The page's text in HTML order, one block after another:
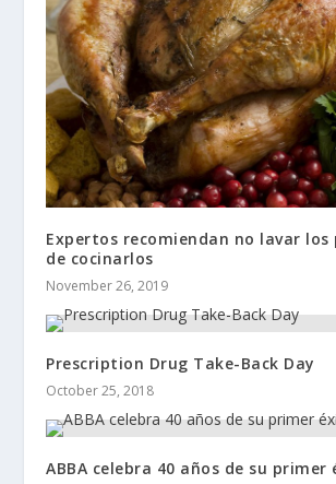
Expertos recomiendan no lavar los
de cocinarlos
November 26, 2019
Prescription Drug Take-Back Day
October 25, 2018
ABBA celebra 40 años de su primer